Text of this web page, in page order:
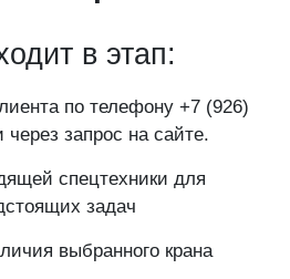
в этап:
по телефону +7 (926)
через запрос на сайте.
спецтехники для
задач
выбранного крана